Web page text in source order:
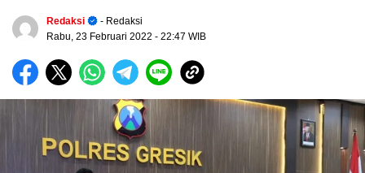
Redaksi
- Redaksi
Rabu, 23 Februari 2022 - 22:47 WIB